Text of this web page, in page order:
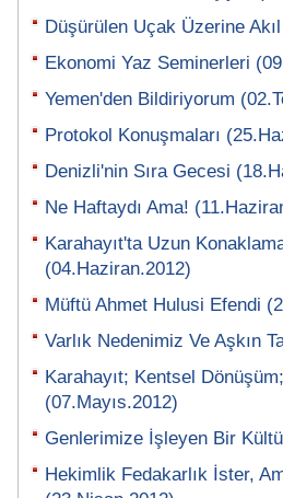
Düşürülen Uçak Üzerine
Ekonomi Yaz Seminerleri
Yemen'den Bildiriyorum
Protokol Konuşmaları
Denizli'nin Sıra Gecesi
Ne Haftaydı Ama!
Karahayıt'ta Uzun
(04.Haziran.2012)
Müftü Ahmet Hulusi Efendi
Varlık Nedenimiz Ve Aşkın
Karahayıt; Kentsel
(07.Mayıs.2012)
Genlerimize İşleyen Bir
Hekimlik Fedakarlık İster,